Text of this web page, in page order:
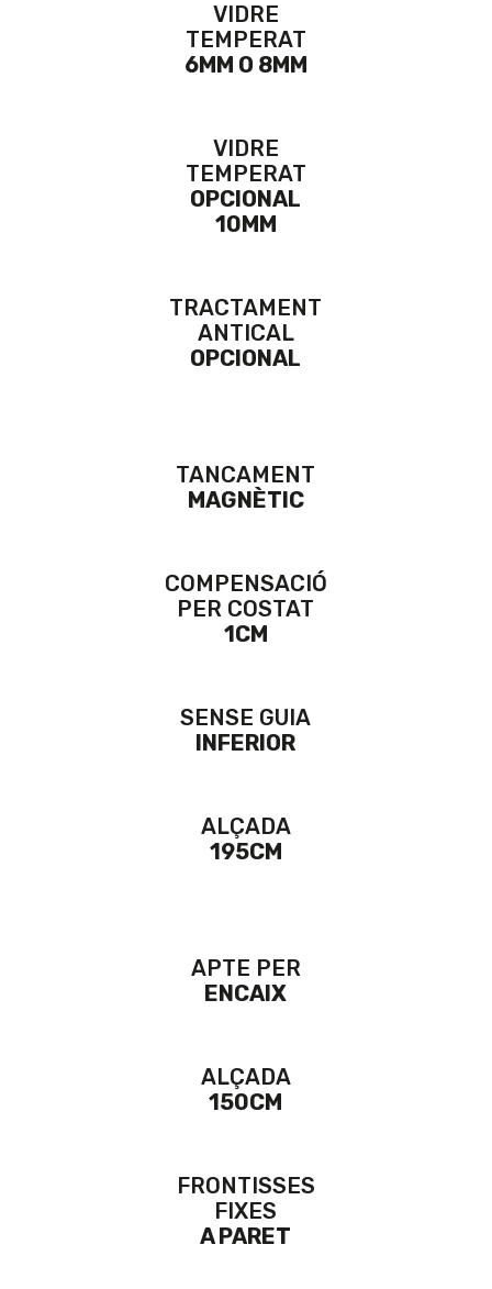
VIDRE
TEMPERAT
6MM O 8MM
VIDRE
TEMPERAT
OPCIONAL
10MM
TRACTAMENT
ANTICAL
OPCIONAL
TANCAMENT
MAGNÈTIC
COMPENSACIÓ
PER COSTAT
1CM
SENSE GUIA
INFERIOR
ALÇADA
195CM
APTE PER
ENCAIX
ALÇADA
150CM
FRONTISSES
FIXES
A PARET